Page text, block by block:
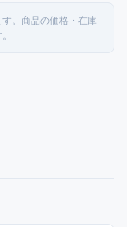
。商品の価格・在庫